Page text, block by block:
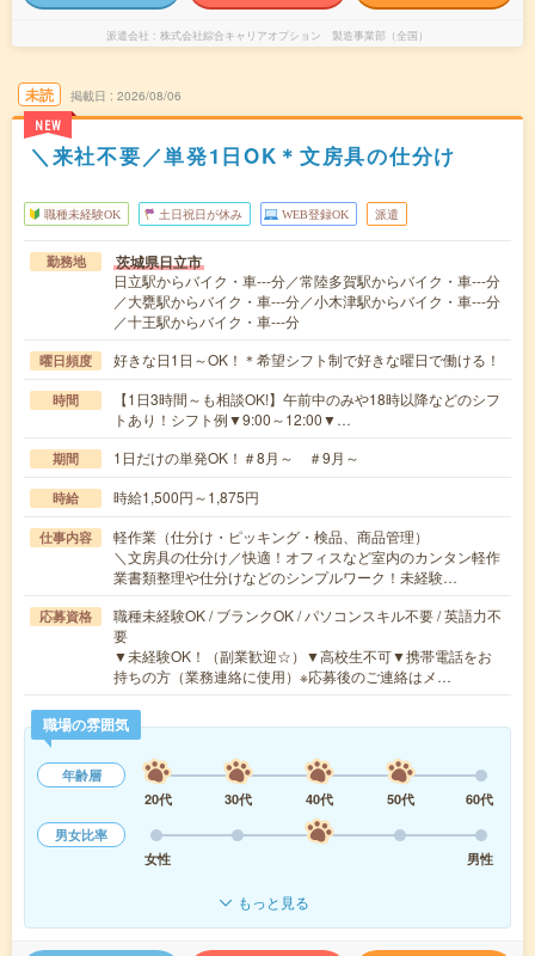
派遣会社 株式会社綜合キャリアオプション 製造事業部（全国）
未読
NEW
掲載日 2026/08/06
＼来社不要／単発1日OK＊文房具の仕分け
職種未経験OK 土日祝日が休み WEB登録OK 派遣
勤務地 茨城県日立市
日立駅からバイク・車---分／常陸多賀駅からバイク・車---分
／大甕駅からバイク・車---分／小木津駅からバイク・車---分
／十王駅からバイク・車---分
曜日頻度 好きな日1日～OK！＊希望シフト制で好きな曜日で働ける！
時間
【1日3時間～も相談OK!】午前中のみや18時以降などのシフ
トあり！シフト例▼9:00～12:00▼…
期間 1日だけの単発OK！＃8月～ ＃9月～
時給 時給1,500円～1,875円
仕事内容
軽作業（仕分け・ピッキング・検品、商品管理）
＼文房具の仕分け／快適！オフィスなど室内のカンタン軽作
業書類整理や仕分けなどのシンプルワーク！未経験…
応募資格
職種未経験OK / ブランクOK / パソコンスキル不要 / 英語力不
要
▼未経験OK！（副業歓迎☆）▼高校生不可▼携帯電話をお
持ちの方（業務連絡に使用）※応募後のご連絡はメ…
職場の雰囲気
年齢層
20代
30代 40代 50代
60代
男女比率
女性
男性
もっと見る